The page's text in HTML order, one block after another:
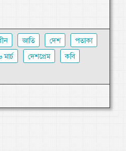
জাতি দেশ
পতাকা
মার্চ দেশপ্রেম
কবি